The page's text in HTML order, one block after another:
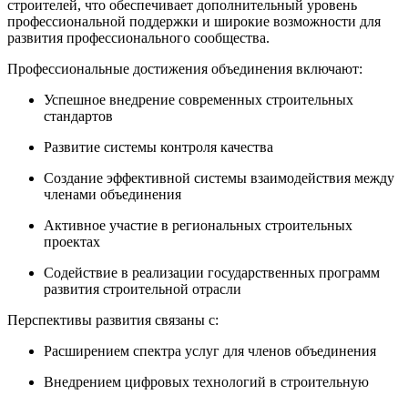
строителей, что обеспечивает дополнительный уровень
профессиональной поддержки и широкие возможности для
развития профессионального сообщества.
Профессиональные достижения объединения включают:
Успешное внедрение современных строительных
стандартов
Развитие системы контроля качества
Создание эффективной системы взаимодействия между
членами объединения
Активное участие в региональных строительных
проектах
Содействие в реализации государственных программ
развития строительной отрасли
Перспективы развития связаны с:
Расширением спектра услуг для членов объединения
Внедрением цифровых технологий в строительную